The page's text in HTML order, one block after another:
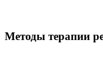
Методы терапии